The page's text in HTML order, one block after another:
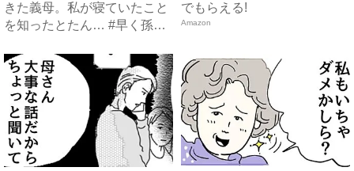
きた義母。私が寝ていたこと
を知ったとたん… #早く孫
でもらえる!
Amazon